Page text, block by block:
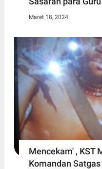
Maret 18, 2024
Mencekam' , KST
Komandan